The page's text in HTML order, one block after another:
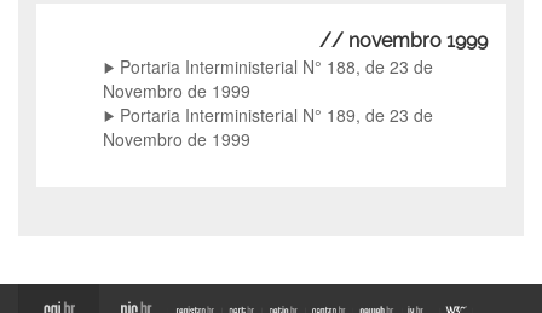
// novembro 1999
Portaria Interministerial N° 188, de 23 de
Novembro de 1999
Portaria Interministerial N° 189, de 23 de
Novembro de 1999